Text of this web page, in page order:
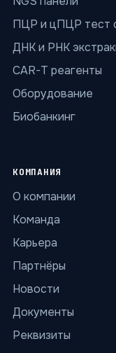
ПЦР и цПЦР тест
ДНК и РНК
CAR-T реагенты
Оборудование
Биобанкинг
КОМПАНИЯ
О компании
Команда
Карьера
Партнёры
Новости
Документы
Реквизиты